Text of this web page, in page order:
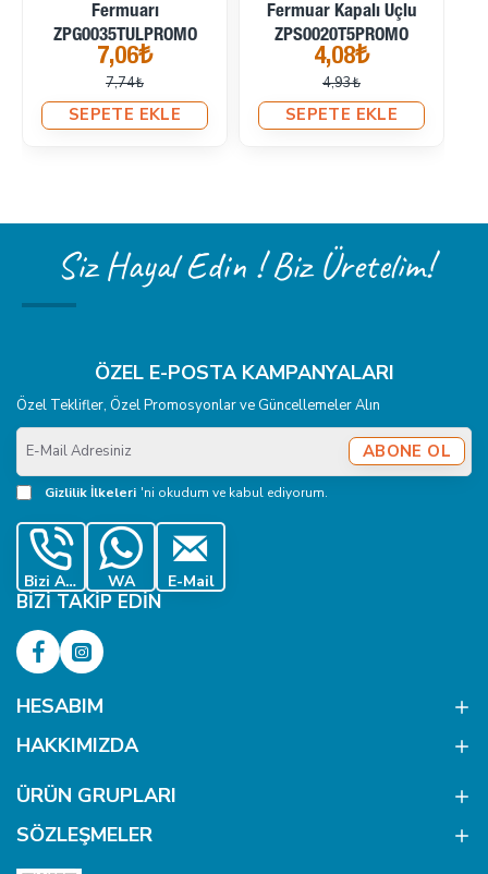
Fermuar Kapalı Uçlu
ZPS0020T5PROMO
4,08₺
4,93₺
SEPETE EKLE
400 Adet + 54 Sistem
Kamalı Uygulama
Aparatı SET-15MM-
CITCIT-400
1.099,90₺
1.416,70₺
SEPETE EKLE
Siz Hayal Edin ! Biz Üretelim!
ÖZEL E-POSTA KAMPANYALARI
Özel Teklifler, Özel Promosyonlar ve Güncellemeler Alın
E-
Mail
Adresiniz
ABONE OL
Gizlilik İlkeleri 'ni okudum ve kabul ediyorum.
Bizi Ara WA E-Mail
BIZI TAKIP EDIN
HESABIM
HAKKIMIZDA
ÜRÜN GRUPLARI
SÖZLEŞMELER